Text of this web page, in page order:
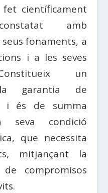
científicament
amb
fonaments, a
i a les seves
un
garantia de
i és de summa
condició
que necessita
mitjançant la
de compromisos